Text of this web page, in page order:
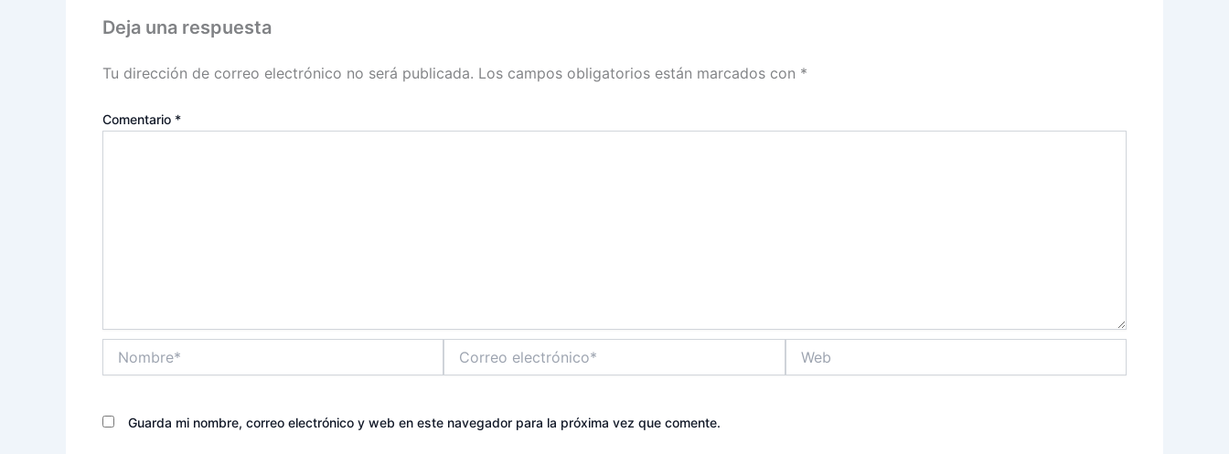
Deja una respuesta
Tu dirección de correo electrónico no será publicada. Los campos obligatorios están marcados con *
Comentario *
electrónico*
Guarda mi nombre, correo electrónico y web en este navegador para la próxima vez que comente.